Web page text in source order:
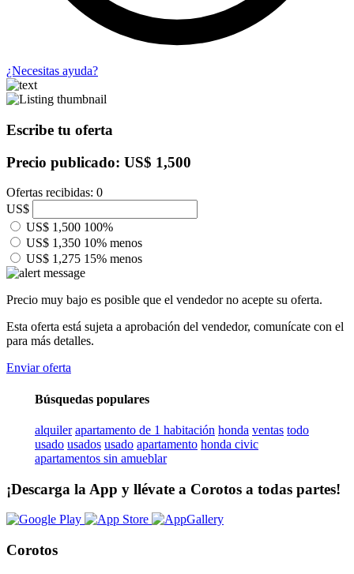
¿Necesitas ayuda?
Escribe tu oferta
Precio publicado: US$ 1,500
Ofertas recibidas: 0
US$
US$ 1,500 100%
US$ 1,350 10% menos
US$ 1,275 15% menos
Precio muy bajo es posible que el vendedor no acepte su oferta.
Esta oferta está sujeta a aprobación del vendedor, comunícate con el
para más detalles.
Enviar oferta
Búsquedas populares
alquiler apartamento de 1 habitación honda ventas todo
usado usados usado apartamento honda civic
apartamentos sin amueblar
¡Descarga la App y llévate a Corotos a todas partes!
Corotos